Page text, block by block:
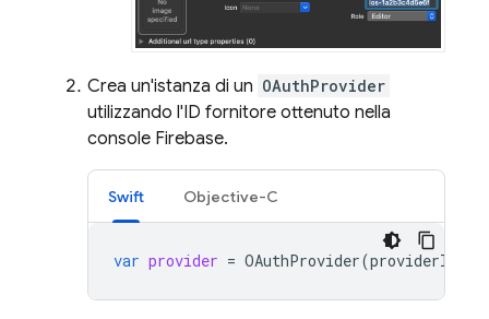
Crea un'istanza di un OAuthProvider
utilizzando l'ID fornitore ottenuto nella
console Firebase.
Swift Objective-C
var provider = OAuthProvider(providerID